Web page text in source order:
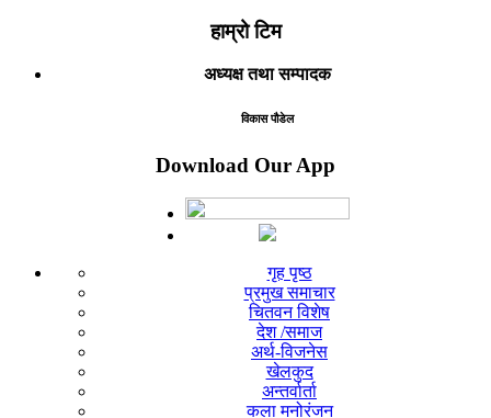
हाम्रो टिम
अध्यक्ष तथा सम्पादक
विकास पौडेल
Download Our App
गृह पृष्ठ
प्रमुख समाचार
चितवन विशेष
देश /समाज
अर्थ-विजनेस
खेलकुद
अन्तर्वार्ता
कला मनोरंजन